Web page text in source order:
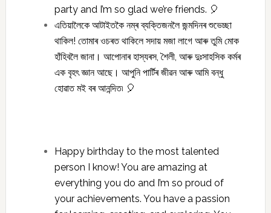
party and I’m so glad we’re friends. 🎈
এতিয়ালৈকে আটাইতকৈ নম্ৰ ব্যক্তিজনলৈ জন্মদিনৰ শুভেচ্ছা
থাকিল! তোমাৰ ওচৰত থাকিলে সদায় মজা লাগে আৰু তুমি মোক
হাঁহিবলৈ জানা। আপোনাৰ হাস্যৰস, শৈলী, আৰু দুঃসাহসিক কৰ্মৰ
এক বৃহৎ জ্ঞান আছে। আপুনি পাৰ্টিৰ জীৱন আৰু আমি বন্ধু
হোৱাত মই বৰ আনন্দিত৷ 🎈
Happy birthday to the most talented
person I know! You are amazing at
everything you do and I’m so proud of
your achievements. You have a passion